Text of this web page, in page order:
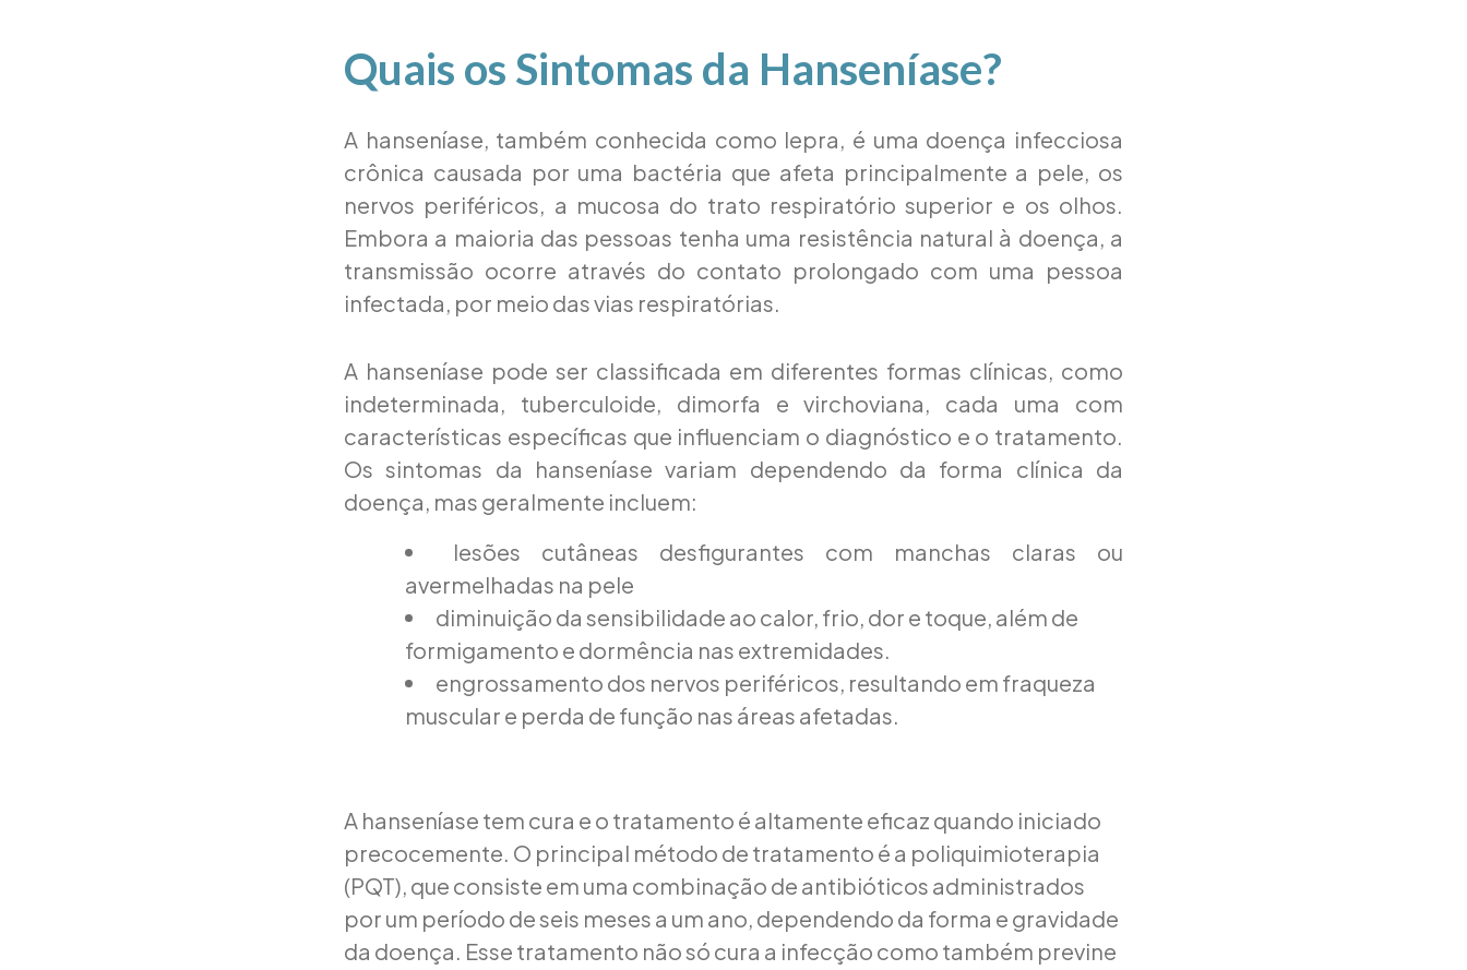
Quais os Sintomas da Hanseníase?
A hanseníase, também conhecida como lepra, é uma doença infecciosa
crônica causada por uma bactéria que afeta principalmente a pele, os
nervos periféricos, a mucosa do trato respiratório superior e os olhos.
Embora a maioria das pessoas tenha uma resistência natural à doença, a
transmissão ocorre através do contato prolongado com uma pessoa
infectada, por meio das vias respiratórias.
A hanseníase pode ser classificada em diferentes formas clínicas, como
indeterminada, tuberculoide, dimorfa e virchoviana, cada uma com
características específicas que influenciam o diagnóstico e o tratamento.
Os sintomas da hanseníase variam dependendo da forma clínica da
doença, mas geralmente incluem:
lesões cutâneas desfigurantes com manchas claras ou
avermelhadas na pele
diminuição da sensibilidade ao calor, frio, dor e toque, além de
formigamento e dormência nas extremidades.
engrossamento dos nervos periféricos, resultando em fraqueza
muscular e perda de função nas áreas afetadas.
A hanseníase tem cura e o tratamento é altamente eficaz quando iniciado
precocemente. O principal método de tratamento é a poliquimioterapia
(PQT), que consiste em uma combinação de antibióticos administrados
por um período de seis meses a um ano, dependendo da forma e gravidade
da doença. Esse tratamento não só cura a infecção como também previne